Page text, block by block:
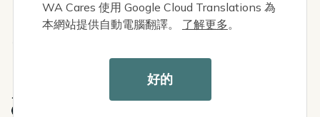
Icon
WA Cares 使用 Google Cloud Translations 為
本網站提供自動電腦翻譯。 了解更多。
好的